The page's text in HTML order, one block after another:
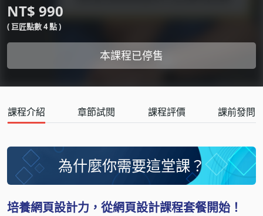
NT$ 990
( 巨匠點數 4 點 )
本課程已停售
課程介紹 章節試閱 課程評價 課前發問
為什麼你需要這堂課？
培養網頁設計力，從網頁設計課程套餐開始！